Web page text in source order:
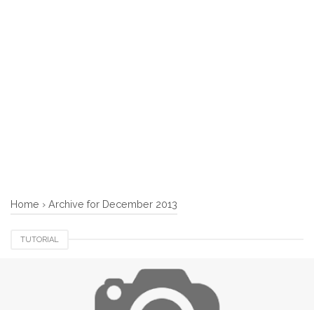
Home › Archive for December 2013
TUTORIAL